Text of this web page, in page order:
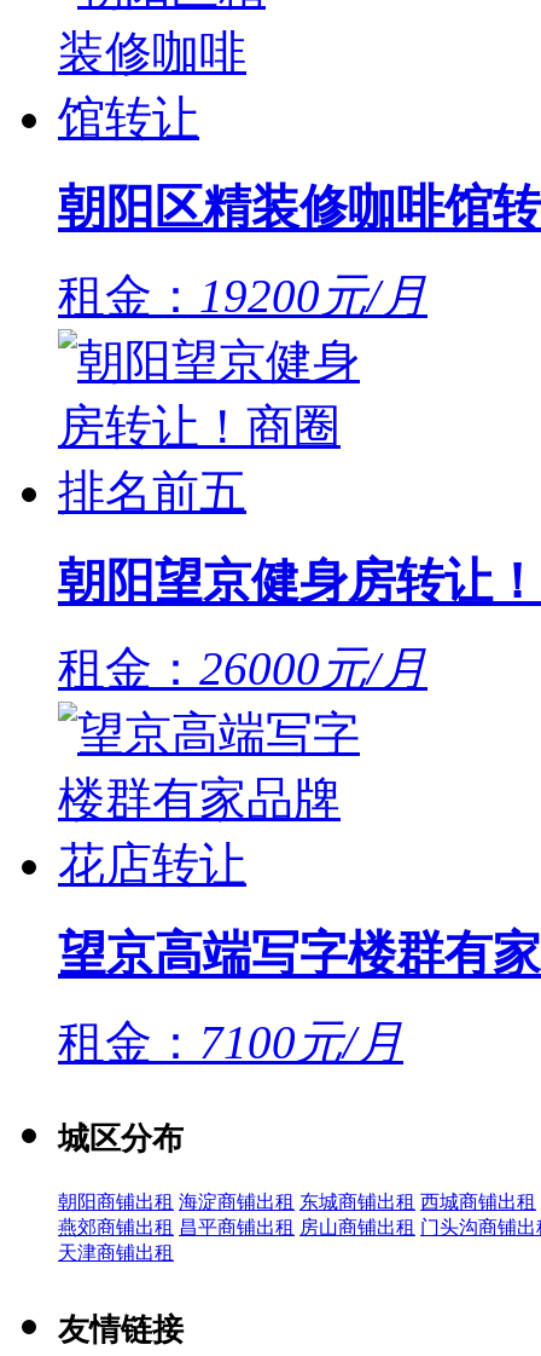
朝阳区精装修咖啡馆
租金： 19200元/月
朝阳望京健身房转让
租金： 26000元/月
望京高端写字楼群有
租金： 7100元/月
城区分布
朝阳商铺出租 海淀商铺出租 东城商铺出租 西城商铺出租
燕郊商铺出租 昌平商铺出租 房山商铺出租 门头沟商铺出
天津商铺出租
友情链接